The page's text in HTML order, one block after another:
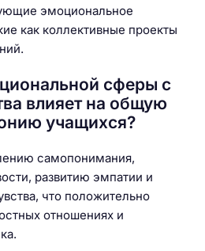
эмоциональное
как коллективные проекты
сферы с
влияет на общую
учащихся?
самопонимания,
развитию эмпатии и
что положительно
отношениях и